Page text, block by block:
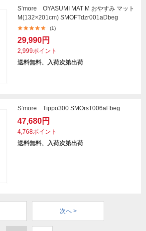
S’more OYASUMI MAT M おやすみ マット
M(132×201cm) SMOFTdzr001aDbeg
(1)
29,990円
2,999ポイント
送料無料、入荷次第出荷
S’more Tippo300 SMOrsT006aFbeg
47,680円
4,768ポイント
送料無料、入荷次第出荷
次へ >